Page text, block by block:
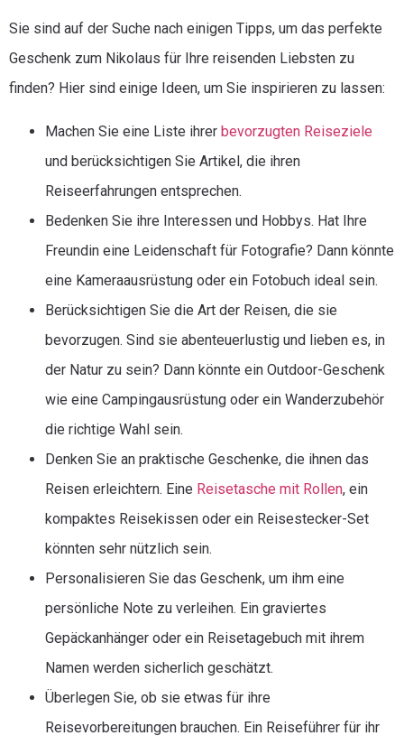
Sie sind auf der Suche nach einigen Tipps, um das perfekte
Geschenk zum Nikolaus für Ihre reisenden Liebsten zu
finden? Hier sind einige Ideen, um Sie inspirieren zu lassen:
Machen Sie eine Liste ihrer bevorzugten Reiseziele
und berücksichtigen Sie Artikel, die ihren
Reiseerfahrungen entsprechen.
Bedenken Sie ihre Interessen und Hobbys. Hat Ihre
Freundin eine Leidenschaft für Fotografie? Dann könnte
eine Kameraausrüstung oder ein Fotobuch ideal sein.
Berücksichtigen Sie die Art der Reisen, die sie
bevorzugen. Sind sie abenteuerlustig und lieben es, in
der Natur zu sein? Dann könnte ein Outdoor-Geschenk
wie eine Campingausrüstung oder ein Wanderzubehör
die richtige Wahl sein.
Denken Sie an praktische Geschenke, die ihnen das
Reisen erleichtern. Eine Reisetasche mit Rollen, ein
kompaktes Reisekissen oder ein Reisestecker-Set
könnten sehr nützlich sein.
Personalisieren Sie das Geschenk, um ihm eine
persönliche Note zu verleihen. Ein graviertes
Gepäckanhänger oder ein Reisetagebuch mit ihrem
Namen werden sicherlich geschätzt.
Überlegen Sie, ob sie etwas für ihre
Reisevorbereitungen brauchen. Ein Reiseführer für ihr